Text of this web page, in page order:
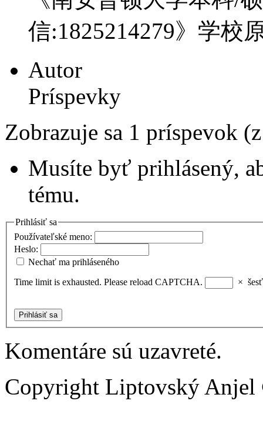
信:1825214279》学校
Autor
Príspevky
Zobrazuje sa 1 príspevok
Musíte byť prihlásený,
tému.
Prihlásiť sa
Používateľské meno:
Heslo:
Nechať ma prihláseného
Time limit is exhausted. Please reload CAPTCHA.
× šesť
Prihlásiť sa
Komentáre sú uzavreté.
Copyright Liptovský Anjel